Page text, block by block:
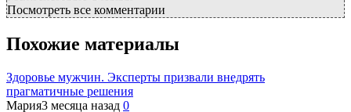
Посмотреть все комментарии
Похожие материалы
Здоровье мужчин. Эксперты призвали внедрять
прагматичные решения
Мария3 месяца назад 0